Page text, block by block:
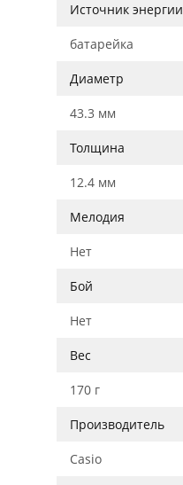
Источник энергии
батарейка
Диаметр
43.3 мм
Толщина
12.4 мм
Мелодия
Нет
Бой
Нет
Вес
170 г
Производитель
Casio